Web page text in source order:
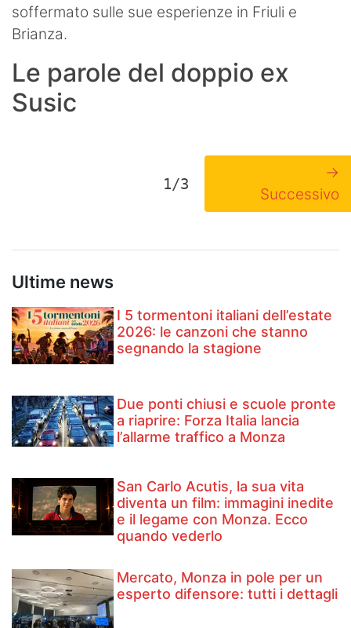
soffermato sulle sue esperienze in Friuli e
Brianza.
Le parole del doppio ex
Susic
1/3
→
Successivo
Ultime news
I 5 tormentoni italiani dell’estate
2026: le canzoni che stanno
segnando la stagione
Due ponti chiusi e scuole pronte
a riaprire: Forza Italia lancia
l’allarme traffico a Monza
San Carlo Acutis, la sua vita
diventa un film: immagini inedite
e il legame con Monza. Ecco
quando vederlo
Mercato, Monza in pole per un
esperto difensore: tutti i dettagli